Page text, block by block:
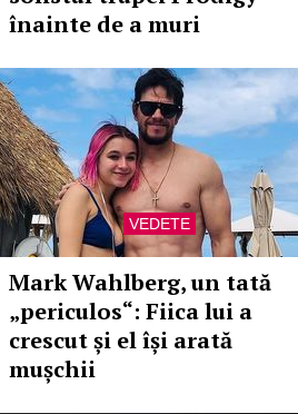
înainte de a muri
VEDETE
Mark Wahlberg, un tată
„periculos“: Fiica lui a
crescut și el își arată
mușchii